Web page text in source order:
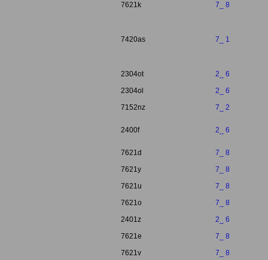
7621k
7_ 8
7420as 7_ 1
2304ot
2_ 6
2304ol
2_ 6
7152nz
7_ 2
2400f 2_ 6
7621d
7_ 8
7621y
7_ 8
7621u
7_ 8
7621o
7_ 8
2401z
2_ 6
7621e
7_ 8
7621v
7_ 8